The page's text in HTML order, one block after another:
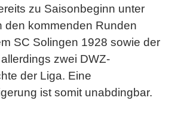
zu Saisonbeginn unter
den kommenden Runden
SC Solingen 1928 sowie der
zwei DWZ-
der Liga. Eine
ist somit unabdingbar.